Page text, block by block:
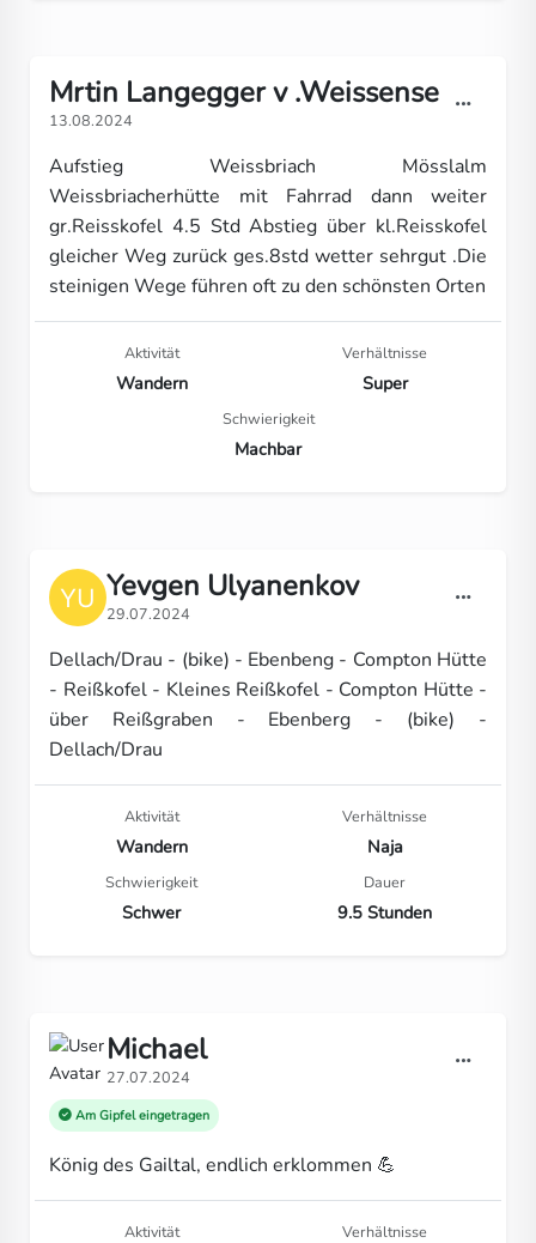
Mrtin Langegger v .Weissense
13.08.2024
Aufstieg Weissbriach Mösslalm
Weissbriacherhütte mit Fahrrad dann weiter
gr.Reisskofel 4.5 Std Abstieg über kl.Reisskofel
gleicher Weg zurück ges.8std wetter sehrgut .Die
steinigen Wege führen oft zu den schönsten Orten
Aktivität
Wandern
Verhältnisse
Super
Schwierigkeit
Machbar
Yevgen Ulyanenkov
29.07.2024
Dellach/Drau - (bike) - Ebenbeng - Compton Hütte
- Reißkofel - Kleines Reißkofel - Compton Hütte -
über Reißgraben - Ebenberg - (bike) -
Dellach/Drau
Aktivität
Wandern
Verhältnisse
Naja
Schwierigkeit
Schwer
Dauer
9.5 Stunden
Michael
27.07.2024
Am Gipfel eingetragen
König des Gailtal, endlich erklommen 💪
Aktivität Verhältnisse